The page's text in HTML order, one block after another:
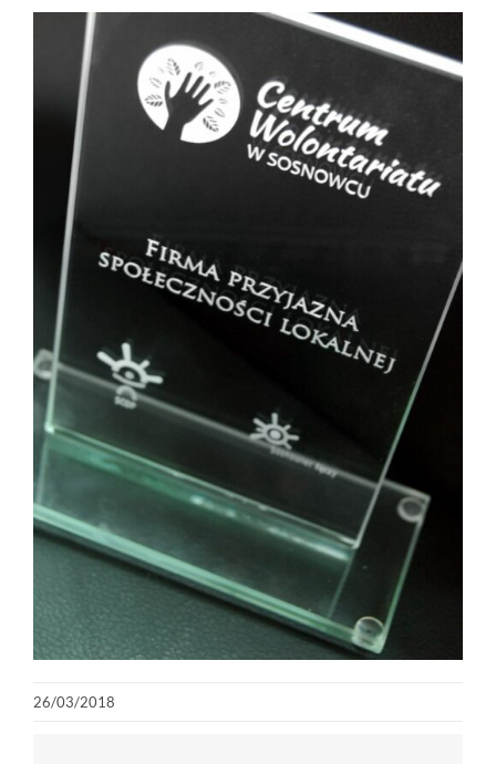
26/03/2018